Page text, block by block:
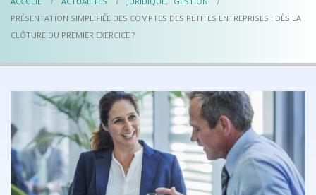
PRÉSENTATION SIMPLIFIÉE DES COMPTES DES PETITES ENTREPRISES : DÈS LA
CLÔTURE DU PREMIER EXERCICE ?